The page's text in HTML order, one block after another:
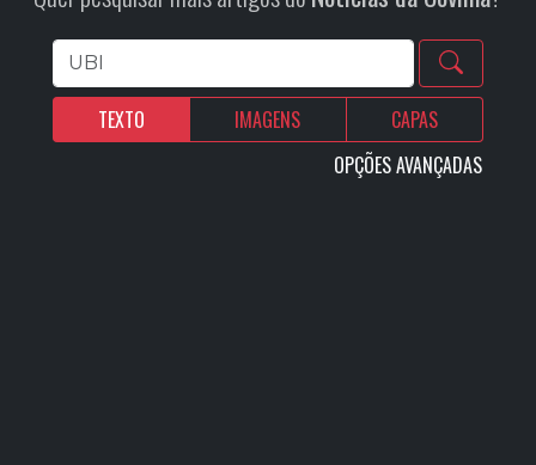
TEXTO IMAGENS
CAPAS
OPÇÕES AVANÇADAS